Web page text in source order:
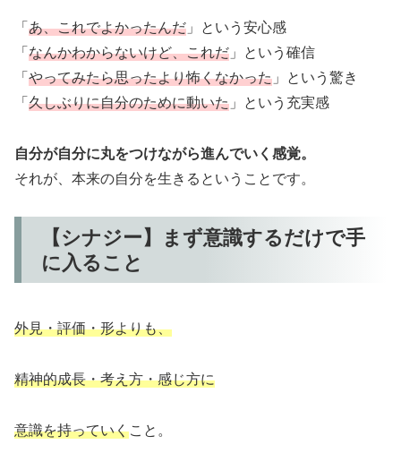
「あ、これでよかったんだ 」という安心感
「なんかわからないけど、これだ 」という確信
「やってみたら思ったより怖くなかった 」という驚き
「久しぶりに自分のために動いた 」という充実感
自分が自分に丸をつけながら進んでいく感覚。
それが、本来の自分を生きるということです。
【シナジー】まず意識するだけで手
に入ること
外見・評価・形よりも、
精神的成長・考え方・感じ方に
意識を持っていくこと。